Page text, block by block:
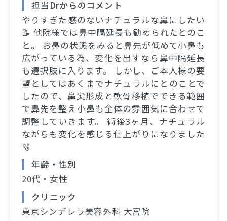
担当Drからのコメント
やりすぎた感のないナチュラルな鼻にしたい
📝 他院様では鼻中隔延長も勧められたとのこ
と。 お鼻の状態をみると鼻先が低めて小鼻も
広がっている為、変化を出すなら鼻中隔延長
も選択肢に入ります。 しかし、ご本人様の要
望としてはあくまでナチュラルにとのことで
したので、鼻尖形成と軟骨移植でできる範囲
で鼻先を整え小鼻も全体の雰囲気に合わせて
調整していきます。 術後3ヶ月、ナチュラル
ながらも変化を感じる仕上がりになりました
🫧
年齢・性別
20代・女性
クリニック
東京シンデレラ美容外科 大宮院